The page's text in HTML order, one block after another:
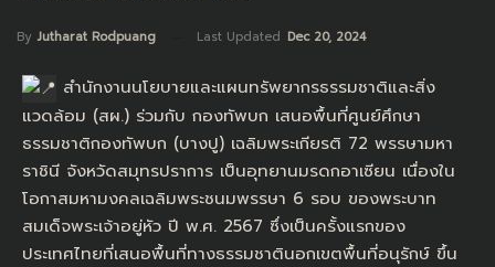
By Jutharat Rodpuang Last Updated Dec 20, 2024
สำนักงานนโยบายและแผนทรัพยากรธรรมชาติและสิ่ง
แวดล้อม (สผ.) ร่วมกับ กองทัพบก เสนอพื้นที่ศูนย์ศึกษา
ธรรมชาติกองทัพบก (บางปู) เฉลิมพระเกียรติ 72 พรรษามหา
ราชินี จังหวัดสมุทรปราการ เป็นอุทยานมรดกอาเซียน เนื่องใน
โอกาสมหามงคลเฉลิมพระชนมพรรษา 6 รอบ ของพระบาท
สมเด็จพระเจ้าอยู่หัว ปี พ.ศ. 2567 ซึ่งเป็นครั้งแรกของ
ประเทศไทยที่เสนอพื้นที่ทางธรรมชาตินอกเขตพื้นที่อนุรักษ์ ขึ้น